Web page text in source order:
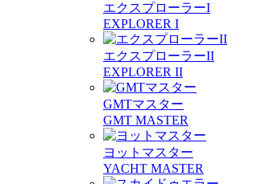
エクスプローラーI
EXPLORER I
エクスプローラーII
EXPLORER II
GMTマスター
GMT MASTER
ヨットマスター
YACHT MASTER